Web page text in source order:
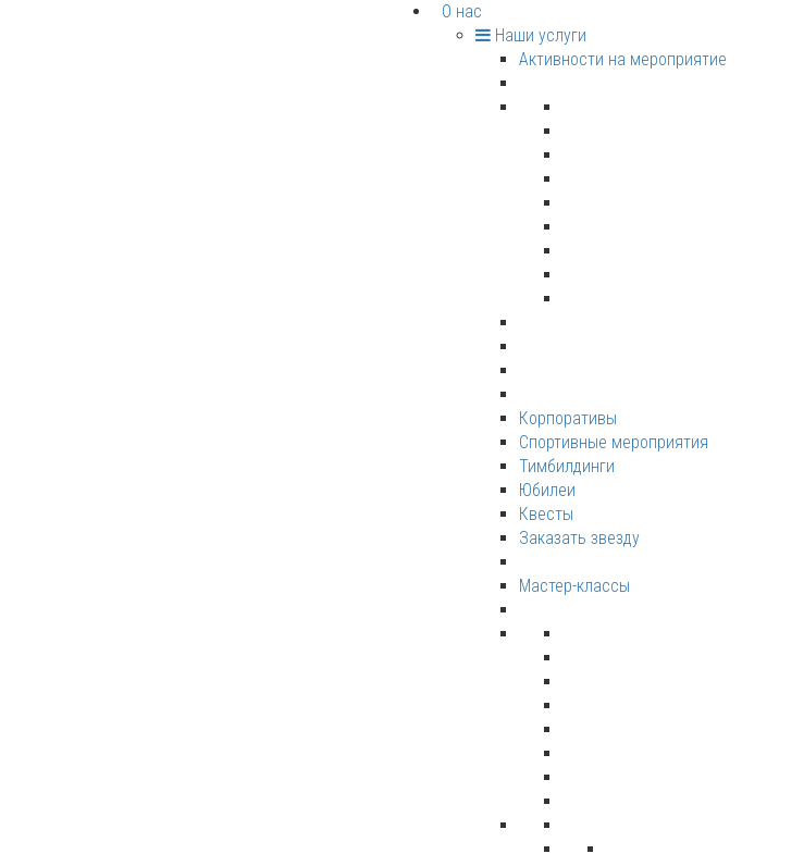
О нас
Наши услуги
Активности на мероприятие
Корпоративы
Спортивные мероприятия
Тимбилдинги
Юбилеи
Квесты
Заказать звезду
Мастер-классы